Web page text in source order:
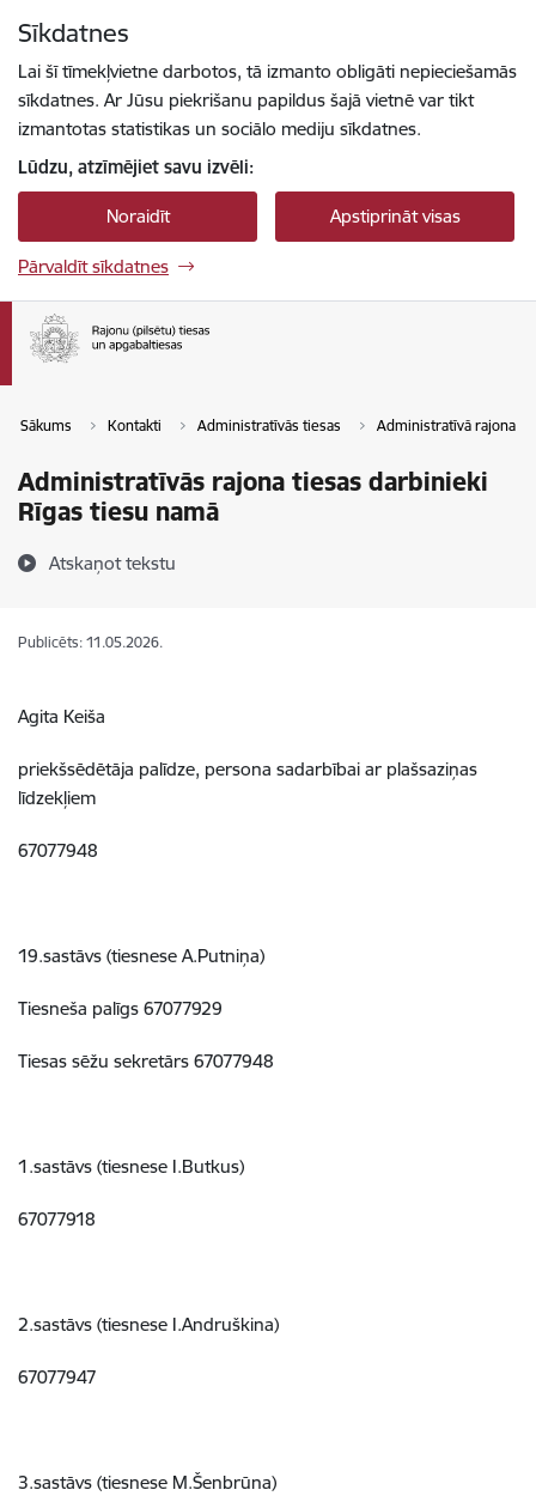
Sīkdatnes
Lai šī tīmekļvietne darbotos, tā izmanto obligāti nepieciešamās
sīkdatnes. Ar Jūsu piekrišanu papildus šajā vietnē var tikt
izmantotas statistikas un sociālo mediju sīkdatnes.
Lūdzu, atzīmējiet savu izvēli:
Noraidīt Apstiprināt visas
Pārvaldīt sīkdatnes
Sākums Kontakti Administratīvās tiesas Administratīvā rajona
Administratīvās rajona tiesas darbinieki
Rīgas tiesu namā
Atskaņot tekstu
Publicēts: 11.05.2026.
Agita Keiša
priekšsēdētāja palīdze, persona sadarbībai ar plašsaziņas
līdzekļiem
67077948
19.sastāvs (tiesnese A.Putniņa)
Tiesneša palīgs 67077929
Tiesas sēžu sekretārs 67077948
1.sastāvs (tiesnese I.Butkus)
67077918
2.sastāvs (tiesnese I.Andruškina)
67077947
3.sastāvs (tiesnese M.Šenbrūna)